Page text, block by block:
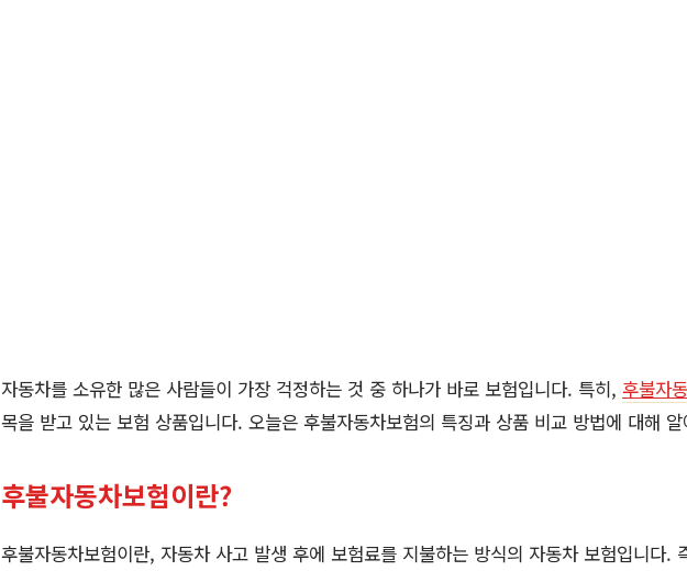
자동차를 소유한 많은 사람들이 가장 걱정하는 것 중 하나가 바로 보험입니다. 특히, 후불자
목을 받고 있는 보험 상품입니다. 오늘은 후불자동차보험의 특징과 상품 비교 방법에 대해
후불자동차보험이란?
후불자동차보험이란, 자동차 사고 발생 후에 보험료를 지불하는 방식의 자동차 보험입니다.